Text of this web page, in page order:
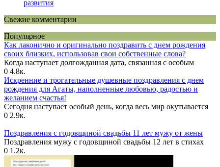
развития
Свежие комментарии
Популярное
Как лаконично и оригинально поздравить с днем рождения
своих близких, использовав свои собственные слова?
Когда наступает долгожданная дата, связанная с особым
0 4.8к.
Искренние и трогательные душевные поздравления с днем
рождения для Агаты, наполненные любовью, радостью и
желанием счастья!
Сегодня наступает особый день, когда весь мир окутывается
0 2.9к.
Поздравления с годовщиной свадьбы 11 лет мужу от жены
Поздравления мужу с годовщиной свадьбы 12 лет в стихах
0 1.2к.